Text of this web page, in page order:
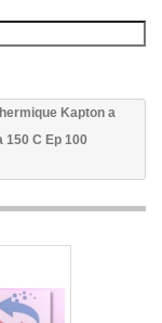
Kapton a
150 C Ep 100